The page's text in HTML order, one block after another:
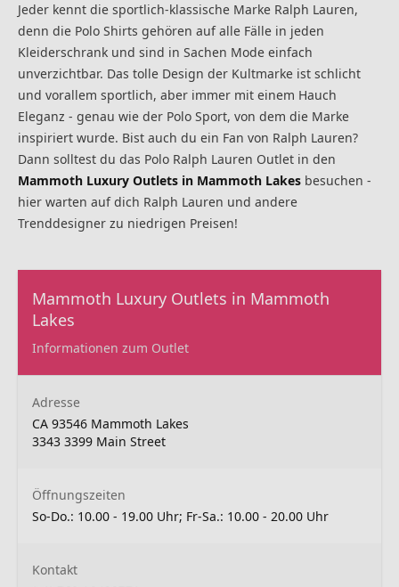
Jeder kennt die sportlich-klassische Marke Ralph Lauren,
denn die Polo Shirts gehören auf alle Fälle in jeden
Kleiderschrank und sind in Sachen Mode einfach
unverzichtbar. Das tolle Design der Kultmarke ist schlicht
und vorallem sportlich, aber immer mit einem Hauch
Eleganz - genau wie der Polo Sport, von dem die Marke
inspiriert wurde. Bist auch du ein Fan von Ralph Lauren?
Dann solltest du das Polo Ralph Lauren Outlet in den
Mammoth Luxury Outlets in Mammoth Lakes besuchen -
hier warten auf dich Ralph Lauren und andere
Trenddesigner zu niedrigen Preisen!
Mammoth Luxury Outlets in Mammoth
Lakes
Informationen zum Outlet
Adresse
CA 93546 Mammoth Lakes
3343 3399 Main Street
Öffnungszeiten
So-Do.: 10.00 - 19.00 Uhr; Fr-Sa.: 10.00 - 20.00 Uhr
Kontakt